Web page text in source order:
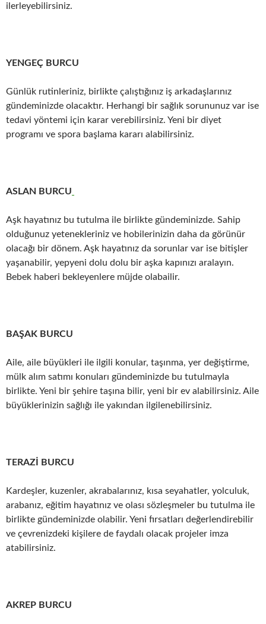
ilerleyebilirsiniz.
YENGEÇ BURCU
Günlük rutinleriniz, birlikte çalıştığınız iş arkadaşlarınız
gündeminizde olacaktır. Herhangi bir sağlık sorununuz var ise
tedavi yöntemi için karar verebilirsiniz. Yeni bir diyet
programı ve spora başlama kararı alabilirsiniz.
ASLAN BURCU
Aşk hayatınız bu tutulma ile birlikte gündeminizde. Sahip
olduğunuz yetenekleriniz ve hobilerinizin daha da görünür
olacağı bir dönem. Aşk hayatınız da sorunlar var ise bitişler
yaşanabilir, yepyeni dolu dolu bir aşka kapınızı aralayın.
Bebek haberi bekleyenlere müjde olabailir.
BAŞAK BURCU
Aile, aile büyükleri ile ilgili konular, taşınma, yer değiştirme,
mülk alım satımı konuları gündeminizde bu tutulmayla
birlikte. Yeni bir şehire taşına bilir, yeni bir ev alabilirsiniz. Aile
büyüklerinizin sağlığı ile yakından ilgilenebilirsiniz.
TERAZİ BURCU
Kardeşler, kuzenler, akrabalarınız, kısa seyahatler, yolculuk,
arabanız, eğitim hayatınız ve olası sözleşmeler bu tutulma ile
birlikte gündeminizde olabilir. Yeni fırsatları değerlendirebilir
ve çevrenizdeki kişilere de faydalı olacak projeler imza
atabilirsiniz.
AKREP BURCU